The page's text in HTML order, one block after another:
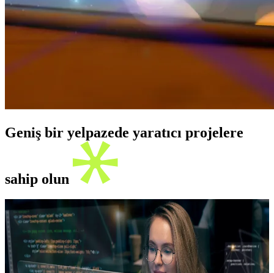
Geniş bir yelpazede yaratıcı projelere
sahip olun